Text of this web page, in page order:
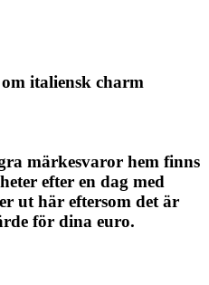
italiensk charm
märkesvaror hem finns
efter en dag med
ut här eftersom det är
för dina euro.